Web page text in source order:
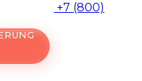
+7 (800)